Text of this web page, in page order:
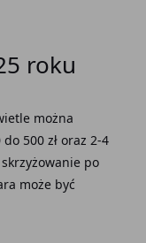
roku
można
500 zł oraz 2-4
po
może być